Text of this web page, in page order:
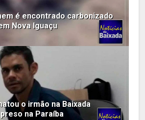
é encontrado carbonizado
Nova Iguaçu
o irmão na Baixada
na Paraíba